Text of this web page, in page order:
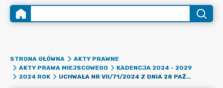
STRONA GŁÓWNA
AKTY PRAWNE
AKTY PRAWA MIEJSCOWEGO
KADENCJA 2024 - 2029
2024 ROK
UCHWAŁA NR VII/71/2024 Z DNIA 28 PAŹDZIERNIKA 2024 ROKU W SPRAWIE OKREŚLENIA WYSOKOŚCI ORAZ SZCZEGÓŁOWYCH WARUNKÓW I TRYBU PRZYZNAWANIA I ZWROTU ZASIŁKU CELOWEGO NA EKONOMICZNE USAMODZIELNIENIE